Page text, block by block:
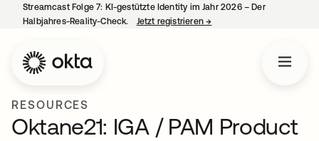
Streamcast Folge 7: KI-gestützte Identity im Jahr 2026 – Der
Halbjahres-Reality-Check.
Jetzt registrieren→
RESOURCES
Oktane21: IGA / PAM Product